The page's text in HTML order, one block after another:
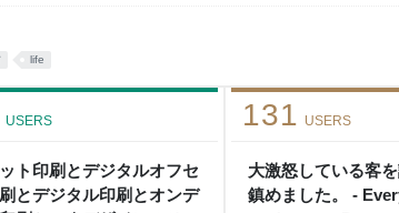
いかもしれない。すべて
った。名付けられない涙
読んで。 〇〇（作家
賞候補だったんだ
life
ト印刷とデジタルオフセ
とデジタル印刷とオンデ
USERS
大激怒している客
鎮めました。 -
131 USERS